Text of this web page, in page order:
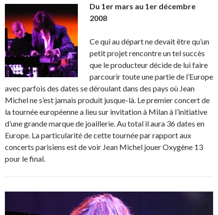
Du 1er mars au 1er décembre
2008
Ce qui au départ ne devait être qu’un
petit projet rencontre un tel succès
que le producteur décide de lui faire
parcourir toute une partie de l’Europe
avec parfois des dates se déroulant dans des pays où Jean
Michel ne s’est jamais produit jusque-là. Le premier concert de
la tournée européenne a lieu sur invitation à Milan à l’initiative
d’une grande marque de joaillerie. Au total il aura 36 dates en
Europe. La particularité de cette tournée par rapport aux
concerts parisiens est de voir Jean Michel jouer Oxygène 13
pour le final.